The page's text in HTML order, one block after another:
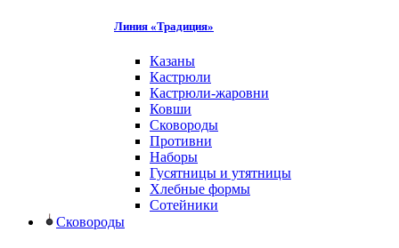
Линия «Традиция»
Казаны
Кастрюли
Кастрюли-жаровни
Ковши
Сковороды
Противни
Наборы
Гусятницы и утятницы
Хлебные формы
Сотейники
Сковороды